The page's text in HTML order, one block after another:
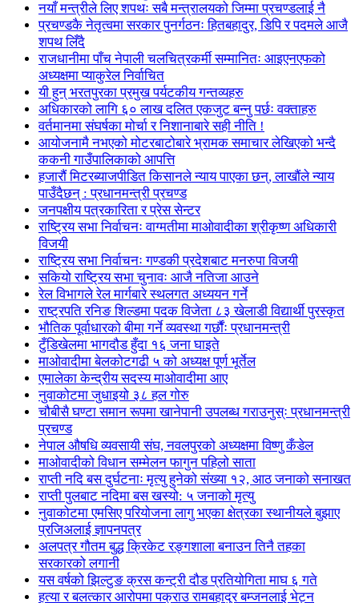
नयाँ मन्त्रीले लिए शपथः सबै मन्त्रालयको जिम्मा प्रचण्डलाई नै
प्रचण्डकै नेतृत्वमा सरकार पुनर्गठनः हितबहादुर, डिपि र पदमले आजै
शपथ लिँदै
राजधानीमा पाँच नेपाली चलचित्रकर्मी सम्मानितः आइएनएफको
अध्यक्षमा प्याकुरेल निर्वाचित
यी हुन् भरतपुरका प्रमुख पर्यटकीय गन्तव्यहरु
अधिकारको लागि ६० लाख दलित एकजुट बन्नु पर्छः वक्ताहरु
वर्तमानमा संघर्षका मोर्चा र निशानाबारे सही नीति !
आयोजनामै नभएको मोटरबाटोबारे भ्रामक समाचार लेखिएको भन्दै
ककनी गाउँपालिकाको आपत्ति
हजारौं मिटरब्याजपीडित किसानले न्याय पाएका छन्, लाखौंले न्याय
पाउँदैछन् : प्रधानमन्त्री प्रचण्ड
जनपक्षीय पत्रकारिता र प्रेस सेन्टर
राष्ट्रिय सभा निर्वाचनः वाग्मतीमा माओवादीका श्रीकृष्ण अधिकारी
विजयी
राष्ट्रिय सभा निर्वाचनः गण्डकी प्रदेशबाट मनरुपा विजयी
सकियो राष्ट्रिय सभा चुनावः आजै नतिजा आउने
रेल विभागले रेल मार्गबारे स्थलगत अध्ययन गर्ने
राष्ट्रपति रनिङ शिल्डमा पदक विजेता ८३ खेलाडी विद्यार्थी पुरस्कृत
भौतिक पूर्वाधारको बीमा गर्ने व्यवस्था गर्छौंः प्रधानमन्त्री
टुँडिखेलमा भागदौड हुँदा १६ जना घाइते
माओवादीमा बेलकोटगढी ५ को अध्यक्ष पूर्ण भूर्तेल
एमालेका केन्द्रीय सदस्य माओ‌वादीमा आए
नुवाकोटमा जुधाइयो ३८ हल गोरु
चौबीसै घण्टा समान रूपमा खानेपानी उपलब्ध गराउनुस्ः प्रधानमन्त्री
प्रचण्ड
नेपाल औषधि व्यवसायी संघ, नवलपुरको अध्यक्षमा विष्णु कँडेल
माओवादीको विधान सम्मेलन फागुन पहिलो साता
राप्ती नदि बस दुर्घटनाः मृत्यु हुनेको संख्या १२, आठ जनाको सनाखत
राप्ती पुलबाट नदिमा बस खस्यो: ५ जनाको मृत्यु
नुवाकोटमा एमसिए परियोजना लागु भएका क्षेत्रका स्थानीयले बुझाए
प्रजिअलाई ज्ञापनपत्र
अलपत्र गौतम बुद्ध क्रिकेट रङ्गशाला बनाउन तिनै तहका
सरकारको लगानी
यस वर्षको झिल्टुङ क्रस कन्ट्री दौड प्रतियोगिता माघ ६ गते
हत्या र बलत्कार आरोपमा पक्राउ रामबहादुर बम्जनलाई भेट्न